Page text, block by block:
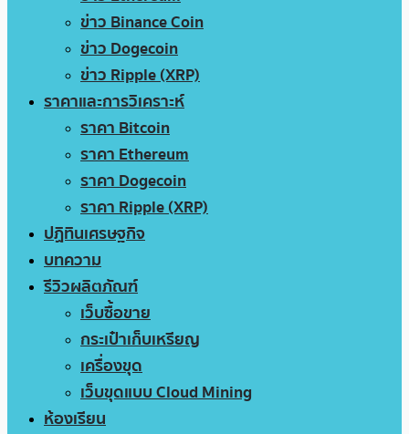
ข่าว Binance Coin
ข่าว Dogecoin
ข่าว Ripple (XRP)
ราคาและการวิเคราะห์
ราคา Bitcoin
ราคา Ethereum
ราคา Dogecoin
ราคา Ripple (XRP)
ปฏิทินเศรษฐกิจ
บทความ
รีวิวผลิตภัณฑ์
เว็บซื้อขาย
กระเป๋าเก็บเหรียญ
เครื่องขุด
เว็บขุดแบบ Cloud Mining
ห้องเรียน